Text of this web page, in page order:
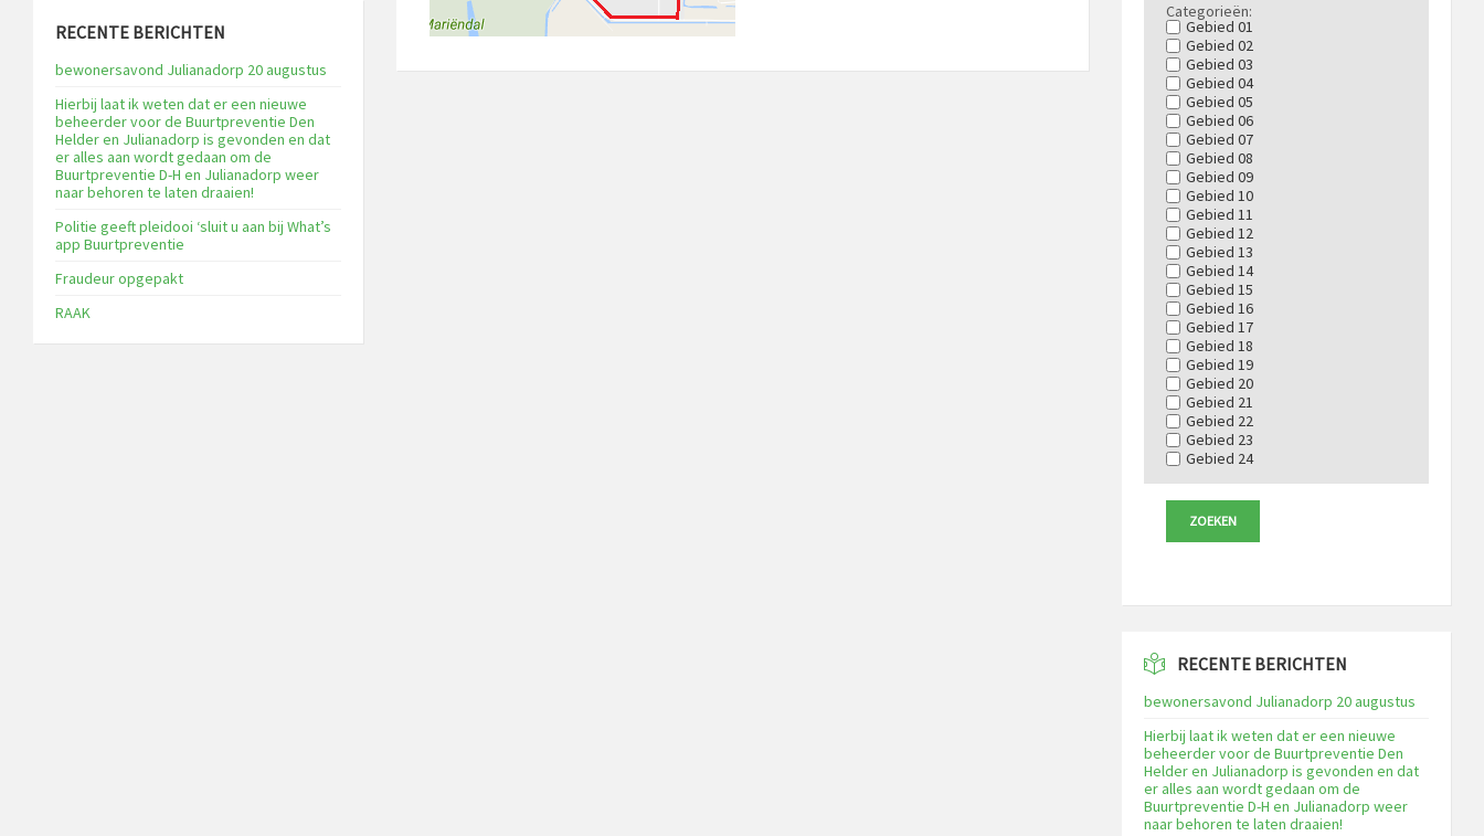
RECENTE BERICHTEN
bewonersavond Julianadorp 20 augustus
Hierbij laat ik weten dat er een nieuwe
beheerder voor de Buurtpreventie Den
Helder en Julianadorp is gevonden en dat
er alles aan wordt gedaan om de
Buurtpreventie D-H en Julianadorp weer
naar behoren te laten draaien!
Politie geeft pleidooi ‘sluit u aan bij What’s
app Buurtpreventie
Fraudeur opgepakt
RAAK
Categorieën:
Gebied 01
Gebied 02
Gebied 03
Gebied 04
Gebied 05
Gebied 06
Gebied 07
Gebied 08
Gebied 09
Gebied 10
Gebied 11
Gebied 12
Gebied 13
Gebied 14
Gebied 15
Gebied 16
Gebied 17
Gebied 18
Gebied 19
Gebied 20
Gebied 21
Gebied 22
Gebied 23
Gebied 24
RECENTE BERICHTEN
bewonersavond Julianadorp 20 augustus
Hierbij laat ik weten dat er een nieuwe
beheerder voor de Buurtpreventie Den
Helder en Julianadorp is gevonden en dat
er alles aan wordt gedaan om de
Buurtpreventie D-H en Julianadorp weer
naar behoren te laten draaien!